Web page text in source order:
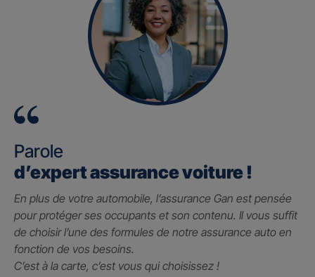
Parole
d’expert assurance voiture !
En plus de votre automobile, l’assurance Gan est pensée
pour protéger ses occupants et son contenu. Il vous suffit
de choisir l’une des formules de notre assurance auto en
fonction de vos besoins.
C’est à la carte, c’est vous qui choisissez !